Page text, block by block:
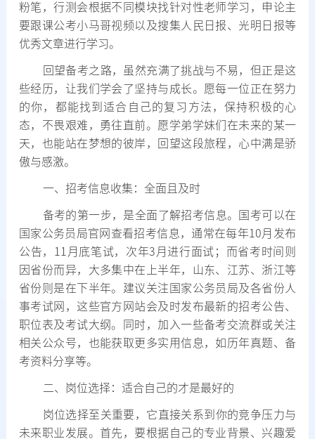
粉笔，行测会根据不同模块找针对性老师学习，申论主
要跟课公考小马哥视频以及搜集人民日报、光明日报等
优秀文章进行学习。
回望备考之路，虽然充满了挑战与不易，但正是这
些经历，让我们学会了坚持与成长。愿每一位正在努力
的你，都能找到适合自己的复习方法，保持积极的心
态，不畏艰难，勇往直前。愿学弟学妹们在未来的某一
天，也能站在梦想的彼岸，回望这段旅程，心中满是骄
傲与感激。
一、招考信息收集：全面且及时
备考的第一步，是全面了解招考信息。国考可以在
国家公务员局官网查看招考信息，通常在每年10月发布
公告，11月底笔试，次年3月进行面试；而省考时间则
因省份而异，大多集中在上半年，山东、江苏、浙江等
省份则是在下半年。建议关注国家公务员局及各省份人
事考试网，这些官方网站会及时发布最新的招考公告、
职位表及考试大纲。同时，加入一些备考交流群或关注
相关公众号，也能获取更多实用信息，如历年真题、备
考资料分享等。
二、岗位选择：适合自己的才是最好的
岗位选择至关重要，它直接关系到你的竞争压力与
未来职业发展。首先，要根据自己的专业背景、兴趣爱